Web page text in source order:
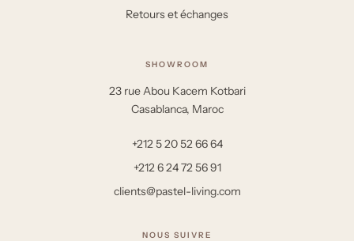
Retours et échanges
SHOWROOM
23 rue Abou Kacem Kotbari
Casablanca, Maroc
+212 5 20 52 66 64
+212 6 24 72 56 91
clients@pastel-living.com
NOUS SUIVRE